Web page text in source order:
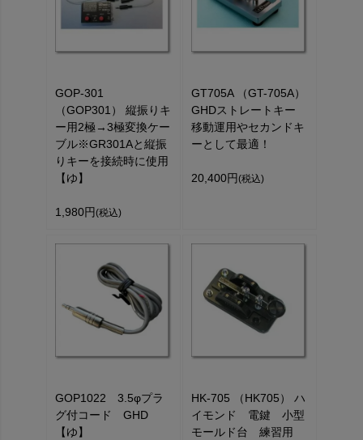
GOP-301
（GOP301） 縦振りキ
ー用2極→3極変換ケー
ブル※GR301Aと縦振
りキーを接続時に使用
【ゆ】
1,980円 (税込)
GT705A （GT-705A）
GHDストレートキー
移動運用やセカンドキ
ーとして最適！
20,400円 (税込)
GOP1022 3.5φプラ
グ付コード GHD
【ゆ】
HK-705 （HK705） ハ
イモンド 電鍵 小型
モールド台 練習用